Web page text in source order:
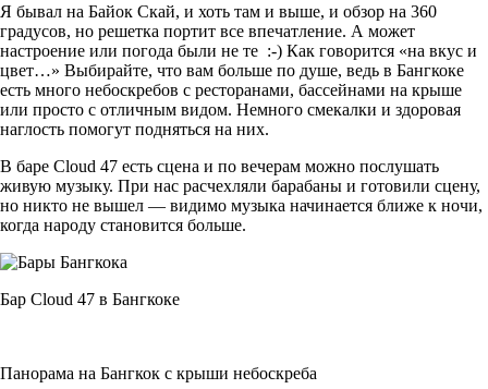
Я бывал на Байок Скай, и хоть там и выше, и обзор на 360
градусов, но решетка портит все впечатление. А может
настроение или погода были не те :-) Как говорится «на вкус и
цвет…» Выбирайте, что вам больше по душе, ведь в Бангкоке
есть много небоскребов с ресторанами, бассейнами на крыше
или просто с отличным видом. Немного смекалки и здоровая
наглость помогут подняться на них.
В баре Cloud 47 есть сцена и по вечерам можно послушать
живую музыку. При нас расчехляли барабаны и готовили сцену,
но никто не вышел — видимо музыка начинается ближе к ночи,
когда народу становится больше.
Бар Cloud 47 в Бангкоке
Панорама на Бангкок с крыши небоскреба